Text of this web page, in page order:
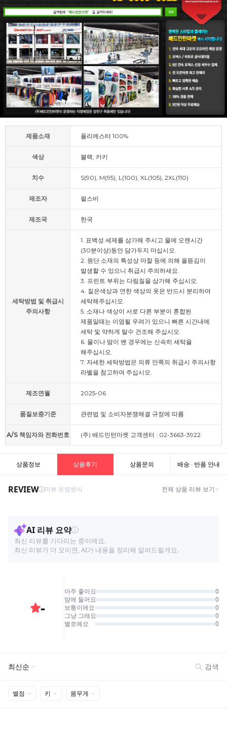
제품소재 폴리에스터 100%
색상 블랙, 카키
치수 S(90), M(95), L(100), XL(105), 2XL(110)
제조자 펄스비
제조국 한국
세탁방법 및 취급시
주의사항
1. 표백성 세제를 삼가해 주시고 물에 오랜시간
(30분이상)동안 담가두지 마십시오.
2. 원단 소재의 특성상 마찰 등에 의해 올뜯김이
발생할 수 있으니 취급시 주의하세요.
3. 프린트 부위는 다림질을 삼가해 주십시오.
4. 짙은색상과 연한 색상의 옷은 반드시 분리하여
세탁해주십시오.
5. 소재나 색상이 서로 다른 부분이 혼합된
제품일때는 이염될 우려가 있으니 빠른 시간내에
세탁 및 약하게 탈수 건조해 주십시오.
6. 물이나 땀이 밴 경우에는 신속히 세탁을
해주십시오.
7. 자세한 세탁방법은 의류 안쪽의 취급시 주의사항
라벨을 참고하여 주십시오.
제조연월 2025-06
품질보증기준 관련법 및 소비자분쟁해결 규정에 따름
A/S 책임자와 전화번호 (주) 배드민턴마켓 고객센터 : 02-3663-3922
상품정보 상품후기 상품문의 배송 · 반품 안내